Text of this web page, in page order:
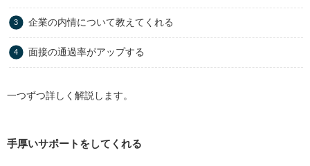
企業の内情について教えてくれる
面接の通過率がアップする
一つずつ詳しく解説します。
手厚いサポートをしてくれる